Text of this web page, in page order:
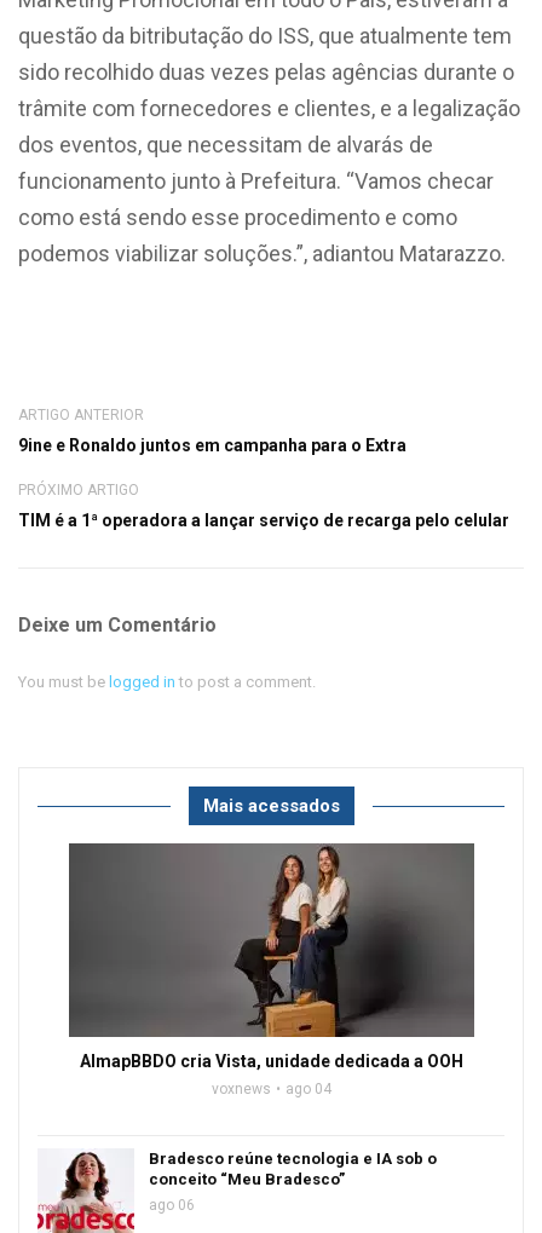
questão da bitributação do ISS, que atualmente tem
sido recolhido duas vezes pelas agências durante o
trâmite com fornecedores e clientes, e a legalização
dos eventos, que necessitam de alvarás de
funcionamento junto à Prefeitura. “Vamos checar
como está sendo esse procedimento e como
podemos viabilizar soluções.”, adiantou Matarazzo.
ARTIGO ANTERIOR
9ine e Ronaldo juntos em campanha para o Extra
PRÓXIMO ARTIGO
TIM é a 1ª operadora a lançar serviço de recarga pelo celular
Deixe um Comentário
You must be logged in to post a comment.
Mais acessados
AlmapBBDO cria Vista, unidade dedicada a OOH
voxnews ago 04
Bradesco reúne tecnologia e IA sob o
conceito “Meu Bradesco”
ago 06